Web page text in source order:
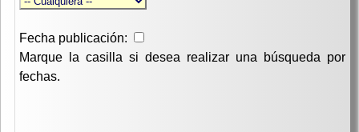
Fecha publicación:
Marque la casilla si desea realizar una búsqueda por
fechas.